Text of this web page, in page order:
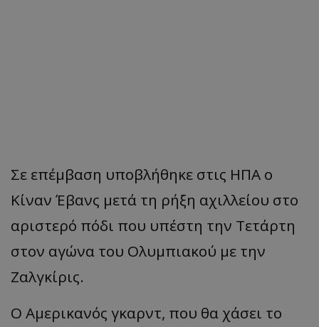
Σε επέμβαση υποβλήθηκε στις ΗΠΑ ο
Κίναν Έβανς μετά τη ρήξη αχιλλείου στο
αριστερό πόδι που υπέστη την Τετάρτη
στον αγώνα του Ολυμπιακού με την
Ζαλγκίρις.
Ο Αμερικανός γκαρντ, που θα χάσει το